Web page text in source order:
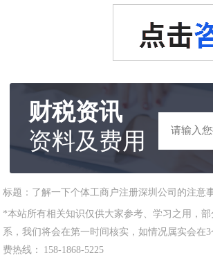
财税资讯
资料及费用
标题：了解一下个体工商户注册深圳公司的注意
*本站所有相关知识仅供大家参考、学习之用，
系，我们将会在第一时间核实，如情况属实会在
费热线： 158-1868-5225